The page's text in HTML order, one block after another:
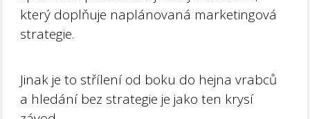
který doplňuje naplánovaná marketingová
strategie.
Jinak je to střílení od boku do hejna vrabců
a hledání bez strategie je jako ten krysí